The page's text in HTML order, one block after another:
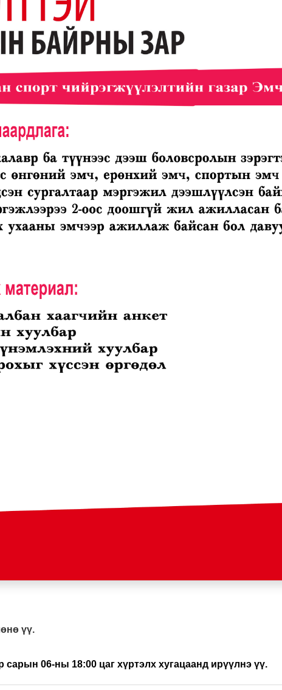
үү.
сарын 06-ны 18:00 цаг хүртэлх хугацаанд ирүүлнэ үү.